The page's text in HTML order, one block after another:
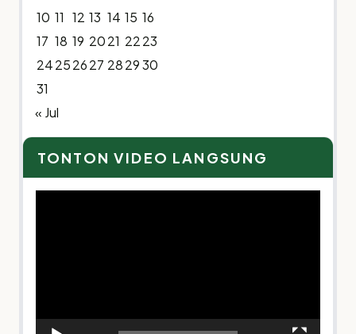
10 11 12 13 14 15 16
17 18 19 2021 2223
24252627 282930
31
« Jul
TONTON VIDEO LANGSUNG